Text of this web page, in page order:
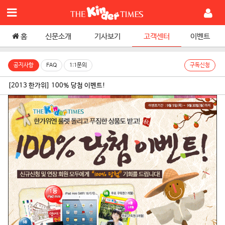
홈 신문소개 기사보기 고객센터 이벤트
공지사항 FAQ 1:1문의 구독신청
[2013 한가위] 100% 당첨 이벤트!